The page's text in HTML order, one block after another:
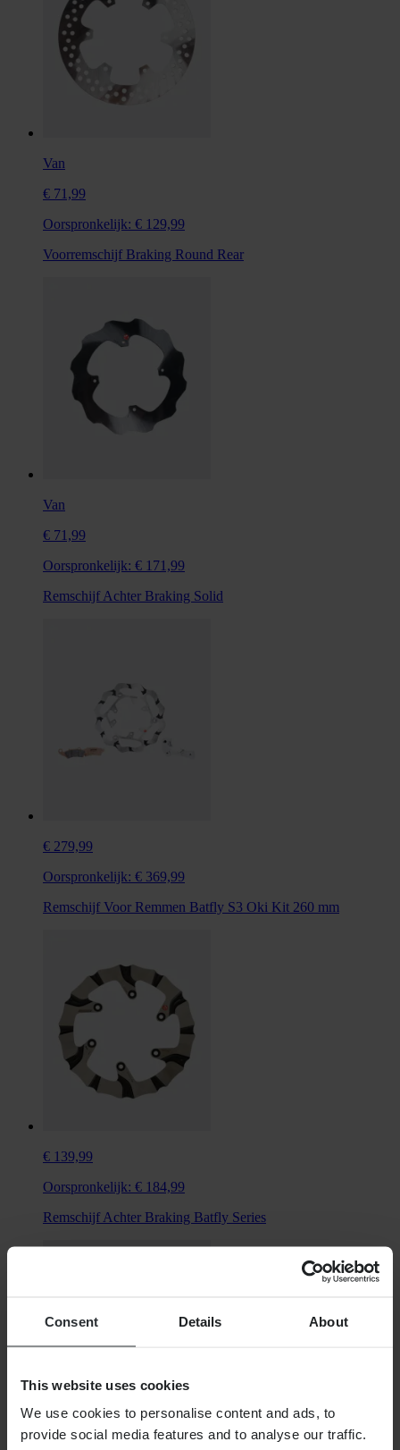
Consent Details About
This website uses cookies
We use cookies to personalise content and ads, to
provide social media features and to analyse our traffic.
Van
€ 71,99
Oorspronkelijk: € 129,99
Voorremschijf Braking Round Rear
Van
€ 71,99
Oorspronkelijk: € 171,99
Remschijf Achter Braking Solid
€ 279,99
Oorspronkelijk: € 369,99
Remschijf Voor Remmen Batfly S3 Oki Kit 260 mm
€ 139,99
Oorspronkelijk: € 184,99
Remschijf Achter Braking Batfly Series